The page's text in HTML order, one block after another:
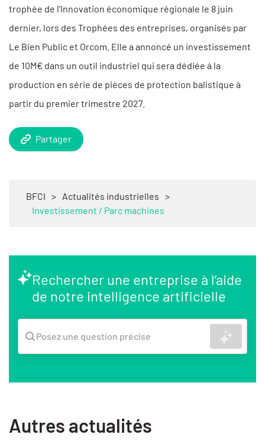
trophée de l'Innovation économique régionale le 8 juin
dernier, lors des Trophées des entreprises, organisés par
Le Bien Public et Orcom. Elle a annoncé un investissement
de 10M€ dans un outil industriel qui sera dédiée à la
production en série de pièces de protection balistique à
partir du premier trimestre 2027.
Partager
BFCI > Actualités industrielles >
Investissement / Parc machines
Rechercher une entreprise à l’aide
de notre intelligence artificielle
Posez une question précise
Autres actualités